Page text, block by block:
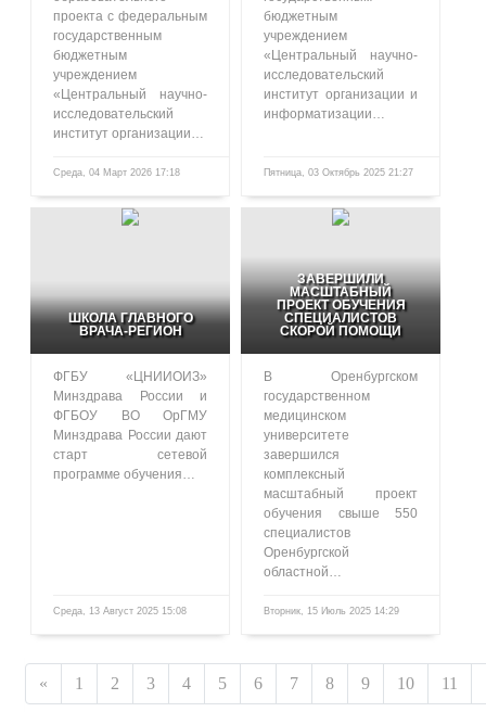
проекта с федеральным
государственным
бюджетным
учреждением
«Центральный научно-
исследовательский
институт организации…
Среда, 04 Март 2026 17:18
бюджетным
учреждением
«Центральный научно-
исследовательский
институт организации и
информатизации…
Пятница, 03 Октябрь 2025 21:27
ШКОЛА ГЛАВНОГО
ВРАЧА-РЕГИОН
ФГБУ «ЦНИИОИЗ»
Минздрава России и
ФГБОУ ВО ОрГМУ
Минздрава России дают
старт сетевой
программе обучения…
Среда, 13 Август 2025 15:08
ЗАВЕРШИЛИ
МАСШТАБНЫЙ
ПРОЕКТ ОБУЧЕНИЯ
СПЕЦИАЛИСТОВ
СКОРОЙ ПОМОЩИ
В Оренбургском
государственном
медицинском
университете
завершился
комплексный
масштабный проект
обучения свыше 550
специалистов
Оренбургской
областной…
Вторник, 15 Июль 2025 14:29
« 1 2 3 4 5 6 7 8 9 10 11